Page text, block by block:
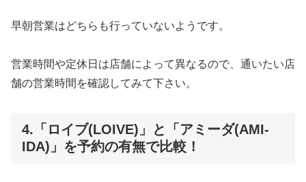
早朝営業はどちらも行っていないようです。
営業時間や定休日は店舗によって異なるので、通いたい店
舗の営業時間を確認してみて下さい。
4.「ロイブ(LOIVE)」と「アミーダ(AMI-
IDA)」を予約の有無で比較！